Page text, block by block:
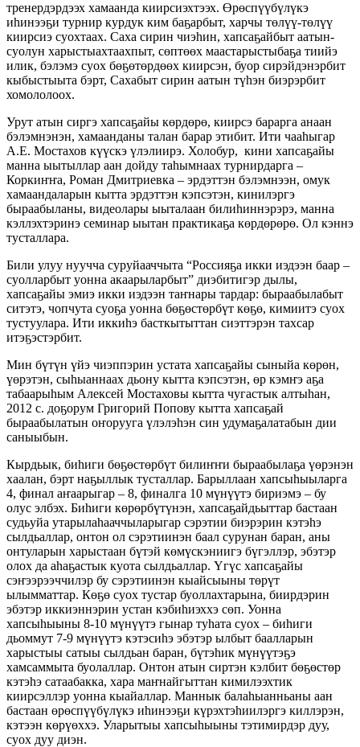
тренердэрдээх хамаанда киирсиэхтээх. Өрөспүүбүлүкэ
иһинээҕи турнир курдук ким баҕарбыт, харчы төлүү-төлүү
киирсиэ суохтаах. Саха сирин чиэһин, хапсаҕайбыт аатын-
суолун харыстыахтаахпыт, сөптөөх маастарыстыбаҕа тиийэ
илик, бэлэмэ суох бөҕөтөрдөөх киирсэн, буор сирэйдэнэрбит
кыбыстыыта бэрт, Сахабыт сирин аатын түһэн биэрэрбит
хомололоох.
Урут атын сиргэ хапсаҕайы көрдөрө, киирсэ барарга анаан
бэлэмнэнэн, хамаанданы талан барар этибит. Ити чааһыгар
А.Е. Мостахов күүскэ үлэлиирэ. Холобур, кини хапсаҕайы
манна ыытыллар аан дойду таһымнаах турнирдарга –
Коркиҥҥа, Роман Дмитриевка – эрдэттэн бэлэмнээн, омук
хамаандаларын кытта эрдэттэн кэпсэтэн, кинилэргэ
быраабыланы, видеолары ыыталаан билиһиннэрэрэ, манна
кэллэхтэринэ семинар ыытан практикаҕа көрдөрөрө. Ол кэннэ
тусталлара.
Били улуу нуучча суруйааччыта “Россияҕа икки иэдээн баар –
суолларбыт уонна акаарыларбыт” диэбитигэр дылы,
хапсаҕайы эмиэ икки иэдээн таҥнары тардар: быраабылабыт
ситэтэ, чопчута суоҕа уонна бөҕөстөрбүт көҕө, кимиитэ суох
тустуулара. Ити иккиһэ басткытыттан сиэттэрэн тахсар
итэҕэстэрбит.
Мин бүтүн үйэ чиэппэрин устата хапсаҕайы сыныйа көрөн,
үөрэтэн, сыһыаннаах дьону кытта кэпсэтэн, өр кэмҥэ аҕа
табаарыһым Алексей Мостаховы кытта чугастык алтыһан,
2012 с. доҕорум Григорий Попову кытта хапсаҕай
быраабылатын оҥорууга үлэлэһэн син удумаҕалатабын дии
саныыбын.
Кырдьык, биһиги бөҕөстөрбүт билиҥҥи быраабылаҕа үөрэнэн
хаалан, бэрт наҕыллык тусталлар. Барыллаан хапсыһыыларга
4, финал аҥаарыгар – 8, финалга 10 мүнүүтэ бириэмэ – бу
олус элбэх. Биһиги көрөрбүтүнэн, хапсаҕайдьыттар бастаан
судьуйа утарылаһааччыларыгар сэрэтии биэрэрин кэтэһэ
сылдьаллар, онтон ол сэрэтиинэн баал сурунан баран, аны
онтуларын харыстаан бүтэй көмүскэниигэ бүгэллэр, эбэтэр
олох да аһаҕастык куота сылдьаллар. Үгүс хапсаҕайы
сэҥээрээччилэр бу сэрэтиинэн кыайсыыны төрүт
ылымматтар. Көҕө суох тустар буоллахтарына, биирдэрин
эбэтэр иккиэннэрин устан кэбиһиэххэ сөп. Уонна
хапсыһыыны 8-10 мүнүүтэ гынар туһата суох – биһиги
дьоммут 7-9 мүнүүтэ кэтэсиһэ эбэтэр ылбыт баалларын
харыстыы сатыы сылдьан баран, бүтэһик мүнүүтэҕэ
хамсаммыта буолаллар. Онтон атын сиртэн кэлбит бөҕөстөр
кэтэһэ сатаабакка, хара маҥнайгыттан кимилээхтик
киирсэллэр уонна кыайаллар. Маннык балаһыанньаны аан
бастаан өрөспүүбүлүкэ иһинээҕи күрэхтэһиилэргэ киллэрэн,
кэтээн көрүөххэ. Уларытыы хапсыһыыны тэтимирдэр дуу,
суох дуу диэн.